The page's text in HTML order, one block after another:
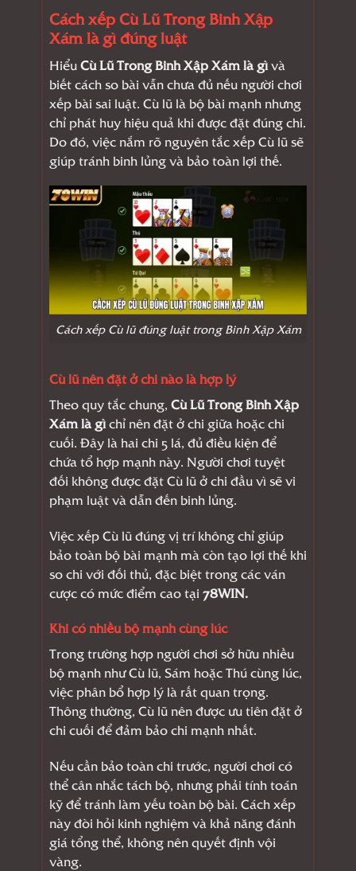
Cách xếp Cù Lũ Trong Binh Xập
Xám là gì đúng luật
HiểuCù Lũ Trong Binh Xập Xám là gìvà
biết cách so bài vẫn chưa đủ nếu người chơi
xếp bài sai luật. Cù lũ là bộ bài mạnh nhưng
chỉ phát huy hiệu quả khi được đặt đúng chi.
Do đó, việc nắm rõ nguyên tắc xếp Cù lũ sẽ
giúp tránh binh lủng và bảo toàn lợi thế.
Cách xếp Cù lũ đúng luật trong Binh Xập Xám
Cù lũ nên đặt ở chi nào là hợp lý
Theo quy tắc chung, Cù Lũ Trong Binh Xập
Xám là gìchỉ nên đặt ở chi giữa hoặc chi
cuối. Đây là hai chi 5 lá, đủ điều kiện để
chứa tổ hợp mạnh này. Người chơi tuyệt
đối không được đặt Cù lũ ở chi đầu vì sẽ vi
phạm luật và dẫn đến binh lủng.
Việc xếp Cù lũ đúng vị trí không chỉ giúp
bảo toàn bộ bài mạnh mà còn tạo lợi thế khi
so chi với đối thủ, đặc biệt trong các ván
cược có mức điểm cao tại 78WIN.
Khi có nhiều bộ mạnh cùng lúc
Trong trường hợp người chơi sở hữu nhiều
bộ mạnh như Cù lũ, Sám hoặc Thú cùng lúc,
việc phân bổ hợp lý là rất quan trọng.
Thông thường, Cù lũ nên được ưu tiên đặt ở
chi cuối để đảm bảo chi mạnh nhất.
Nếu cần bảo toàn chi trước, người chơi có
thể cân nhắc tách bộ, nhưng phải tính toán
kỹ để tránh làm yếu toàn bộ bài. Cách xếp
này đòi hỏi kinh nghiệm và khả năng đánh
giá tổng thể, không nên quyết định vội
vàng.